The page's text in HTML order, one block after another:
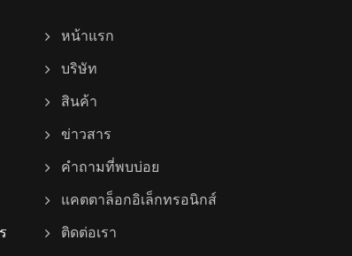
หน้าแรก
บริษัท
สินค้า
ข่าวสาร
คำถามที่พบบ่อย
แคตตาล็อกอิเล็กทรอนิกส์
ติดต่อเรา